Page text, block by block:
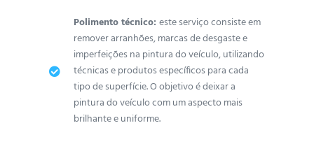
Polimento técnico: este serviço consiste em
remover arranhões, marcas de desgaste e
imperfeições na pintura do veículo, utilizando
técnicas e produtos específicos para cada
tipo de superfície. O objetivo é deixar a
pintura do veículo com um aspecto mais
brilhante e uniforme.